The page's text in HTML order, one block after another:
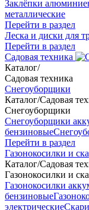
Заклёпки
металлические
Перейти в раздел
Леска и диски для
Перейти в раздел
Садовая техника
Каталог/
Садовая техника
Снегоуборщики
Каталог/Садовая
Снегоуборщики
Снегоуборщики
бензиновые
Перейти в раздел
Газонокосилки и
Каталог/Садовая
Газонокосилки и
Газонокосилки
бензиновые
электрические